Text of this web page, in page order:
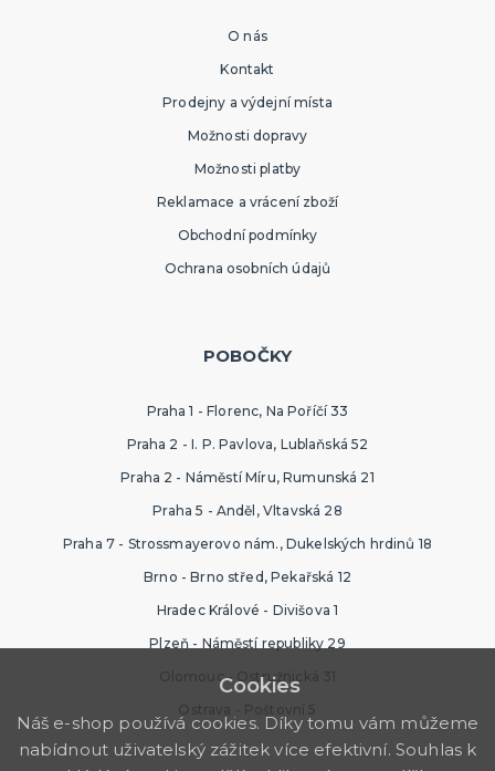
O nás
Kontakt
Prodejny a výdejní místa
Možnosti dopravy
Možnosti platby
Reklamace a vrácení zboží
Obchodní podmínky
Ochrana osobních údajů
POBOČKY
Praha 1 - Florenc, Na Poříčí 33
Praha 2 - I. P. Pavlova, Lublaňská 52
Praha 2 - Náměstí Míru, Rumunská 21
Praha 5 - Anděl, Vltavská 28
Praha 7 - Strossmayerovo nám., Dukelských hrdinů 18
Brno - Brno střed, Pekařská 12
Hradec Králové - Divišova 1
Plzeň - Náměstí republiky 29
Olomouc - Ostružnická 31
Ostrava - Poštovní 5
Cookies
Náš e-shop používá cookies. Díky tomu vám můžeme
nabídnout uživatelský zážitek více efektivní. Souhlas k